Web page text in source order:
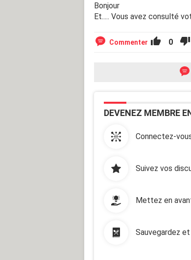
Bonjour
Et..... Vous avez consulté
Commenter 0
DEVENEZ MEMBRE
Connectez-
Suivez vos
Mettez en
Sauvegardez